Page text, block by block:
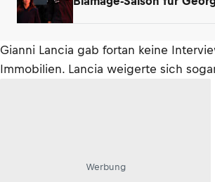
Gianni Lancia gab fortan keine
Immobilien. Lancia weigerte sich
Werbung